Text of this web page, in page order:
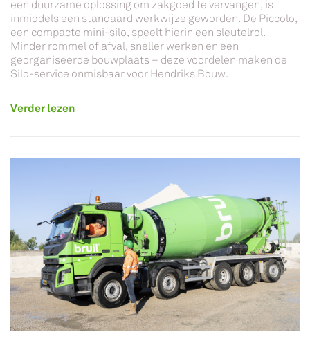
een duurzame oplossing om zakgoed te vervangen, is
inmiddels een standaard werkwijze geworden. De Piccolo,
een compacte mini-silo, speelt hierin een sleutelrol.
Minder rommel of afval, sneller werken en een
georganiseerde bouwplaats – deze voordelen maken de
Silo-service onmisbaar voor Hendriks Bouw.
Verder lezen